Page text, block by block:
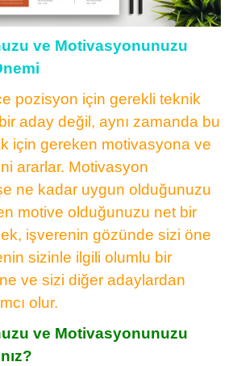
ve Motivasyonunuzu
pozisyon için gerekli teknik
aday değil, aynı zamanda bu
için gereken motivasyona ve
ararlar. Motivasyon
ne kadar uygun olduğunuzu
motive olduğunuzu net bir
işverenin gözünde sizi öne
sizinle ilgili olumlu bir
ve sizi diğer adaylardan
olur.
ve Motivasyonunuzu